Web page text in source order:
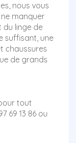
nous vous
manquer
du linge de
suffisant, une
chaussures
de grands
tout
69 13 86 ou